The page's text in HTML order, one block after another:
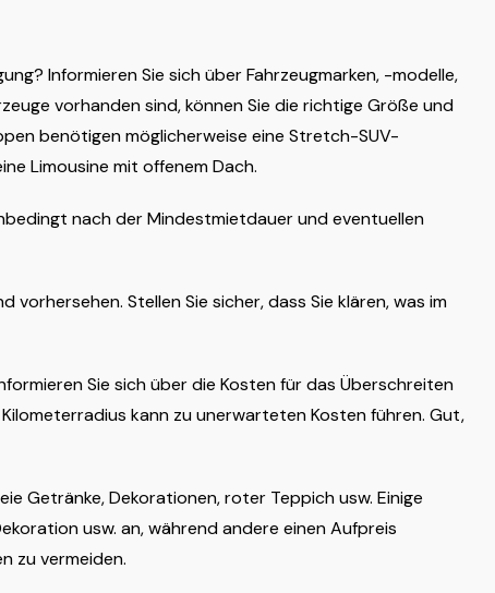
Informieren Sie sich über Fahrzeugmarken, -modelle,
vorhanden sind, können Sie die richtige Größe und
benötigen möglicherweise eine Stretch-SUV-
Limousine mit offenem Dach.
nach der Mindestmietdauer und eventuellen
Stellen Sie sicher, dass Sie klären, was im
Sie sich über die Kosten für das Überschreiten
kann zu unerwarteten Kosten führen. Gut,
Getränke, Dekorationen, roter Teppich usw. Einige
usw. an, während andere einen Aufpreis
zu vermeiden.